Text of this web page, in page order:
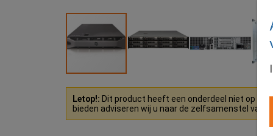
Letop!: Dit product heeft een onderdeel niet op
bieden adviseren wij u naar de zelfsamenstel